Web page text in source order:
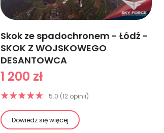
Skok ze spadochronem - Łódź -
SKOK Z WOJSKOWEGO
DESANTOWCA
1 200 zł
5.0 (12 opinii)
Dowiedz się więcej